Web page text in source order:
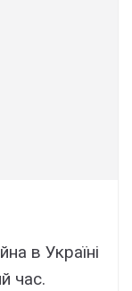
в Україні
час.